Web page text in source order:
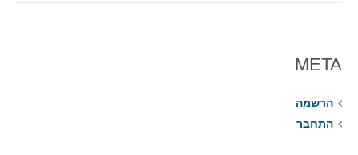
META
הרשמה
התחבר